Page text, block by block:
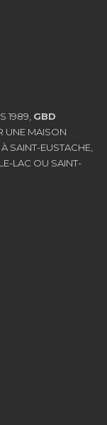
1989, GBD
UNE MAISON
SAINT-EUSTACHE,
LAC OU SAINT-